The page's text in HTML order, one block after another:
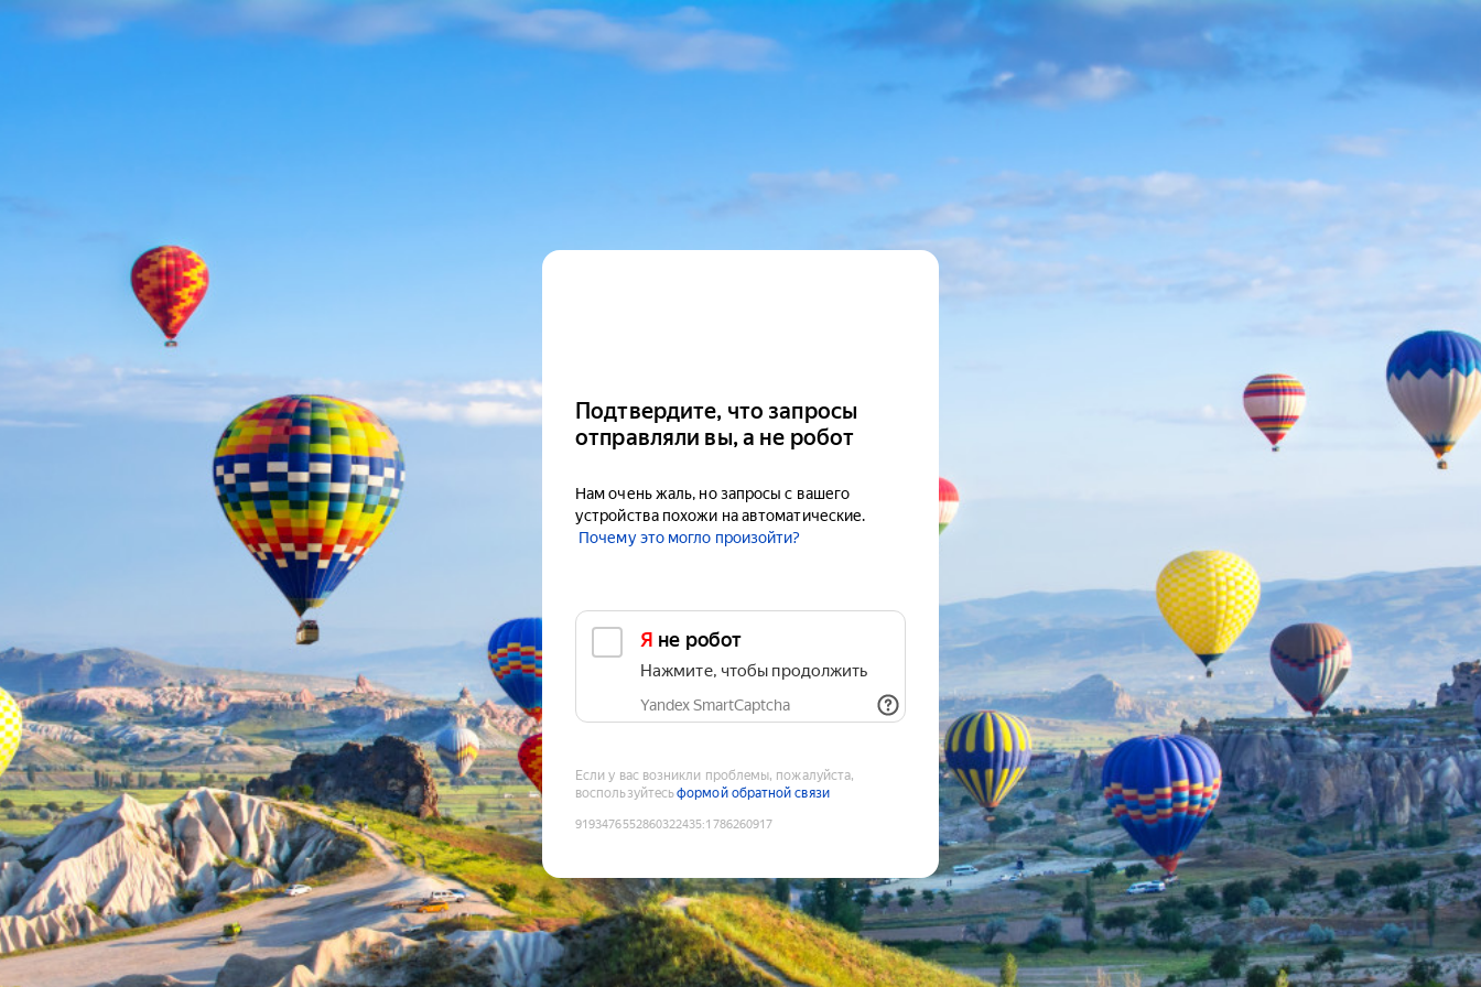
Подтвердите, что запросы
отправляли вы, а не робот
Нам очень жаль, но запросы с вашего
устройства похожи на автоматические.
Почему это могло произойти?
Я не робот
Нажмите, чтобы продолжить
Yandex SmartCaptcha
Если у вас возникли проблемы, пожалуйста,
воспользуйтесьформой обратной связи
9193476552860322435:1786260917